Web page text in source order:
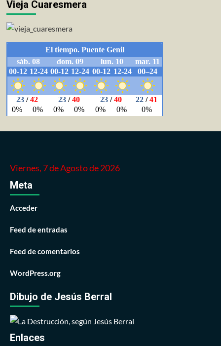
Vieja Cuaresmera
Viernes, 7 de Agosto de 2026
Meta
Acceder
Feed de entradas
Feed de comentarios
WordPress.org
Dibujo de Jesús Berral
Enlaces